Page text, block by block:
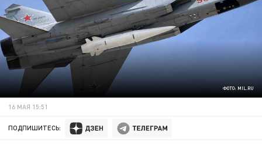
ФОТО: MIL.RU
16 МАЯ 15:51
ПОДПИШИТЕСЬ: